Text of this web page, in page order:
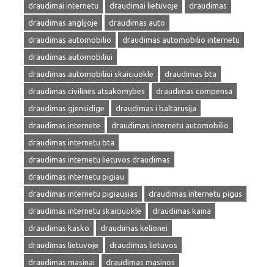
draudimai internetu
draudimai lietuvoje
draudimas
draudimas anglijoje
draudimas auto
draudimas automobilio
draudimas automobilio internetu
draudimas automobiliui
draudimas automobiliui skaiciuokle
draudimas bta
draudimas civilines atsakomybes
draudimas compensa
draudimas gjensidige
draudimas i baltarusija
draudimas internete
draudimas internetu automobilio
draudimas internetu bta
draudimas internetu lietuvos draudimas
draudimas internetu pigiau
draudimas internetu pigiausias
draudimas internetu pigus
draudimas internetu skaiciuokle
draudimas kaina
draudimas kasko
draudimas kelionei
draudimas lietuvoje
draudimas lietuvos
draudimas masinai
draudimas masinos